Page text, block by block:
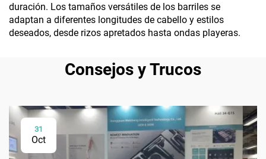
duración. Los tamaños versátiles de los barriles se
adaptan a diferentes longitudes de cabello y estilos
deseados, desde rizos apretados hasta ondas playeras.
Consejos y Trucos
31
Oct